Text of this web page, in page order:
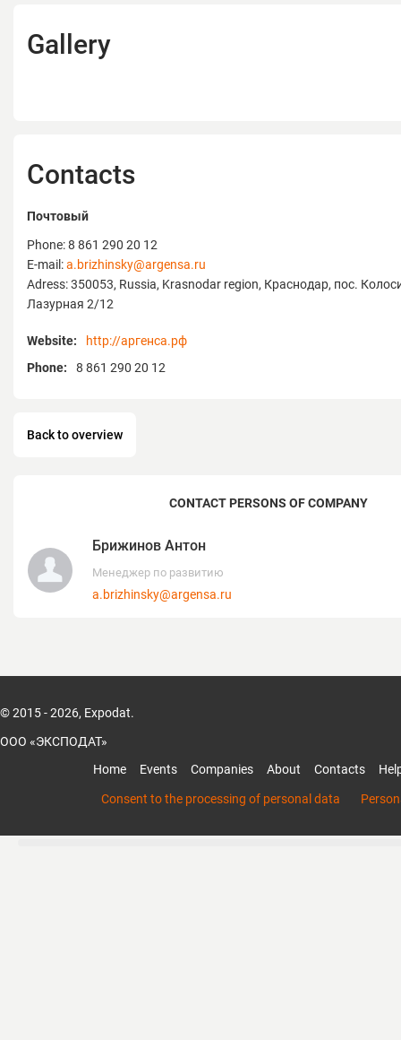
Gallery
Contacts
Почтовый
Phone: 8 861 290 20 12
E-mail:a.brizhinsky@argensa.ru
Adress: 350053, Russia, Krasnodar region, Краснодар, пос.
Лазурная 2/12
Website:
http://аргенса.рф
Phone:
8 861 290 20 12
Back to overview
CONTACT PERSONS OF COMPANY
Брижинов Антон
Менеджер по развитию
a.brizhinsky@argensa.ru
© 2015 - 2026, Expodat.
ООО «ЭКСПОДАТ»
Home
Events Companies About Contacts
Consent to the processing of personal data